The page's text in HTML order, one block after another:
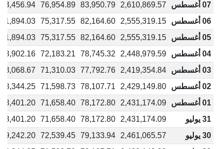
07 أغسطس
2,610,869.57
83,950.79
76,954.89
73,456.94
06 أغسطس
2,555,319.15
82,164.60
75,317.55
71,894.03
05 أغسطس
2,555,319.15
82,164.60
75,317.55
71,894.03
04 أغسطس
2,448,979.59
78,745.32
72,183.21
68,902.16
03 أغسطس
2,419,354.84
77,792.76
71,310.03
68,068.67
02 أغسطس
2,429,149.80
78,107.71
71,598.73
68,344.25
01 أغسطس
2,431,174.09
78,172.80
71,658.40
68,401.20
31 يوليو
2,431,174.09
78,172.80
71,658.40
68,401.20
30 يوليو
2,461,065.57
79,133.94
72,539.45
69,242.20